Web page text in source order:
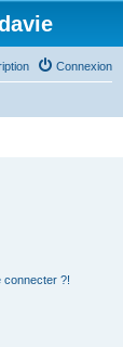
Connexion
connecter ?!